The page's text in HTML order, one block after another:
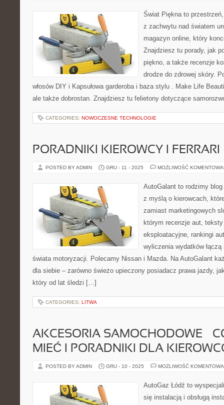
Świat Piękna to
z zachwytu nad światem
magazyn online, który
Znajdziesz tu porady, jak
piękno, a także recenzje
drodze do zdrowej skóry.
włosów DIY i Kapsułowa garderoba i baza stylu . Make Life
ale także dobrostan. Znajdziesz tu felietony dotyczące
CATEGORIES: NOWOCZESNE TECHNOLOGIE
PORADNIKI KIEROWCY I FERRARI
POSTED BY ADMIN GRU - 11 - 2025 MOŻLIWOŚĆ
AutoGalant to rodzimy
z myślą o kierowcach,
zamiast marketingowych
którym recenzje aut,
eksploatacyjne, rankingi
wyliczenia wydatków
świata motoryzacji. Polecamy Nissan i Mazda. Na AutoGalant
dla siebie – zarówno świeżo upieczony posiadacz prawa jazdy,
który od lat śledzi […]
CATEGORIES: LITWA
AKCESORIA SAMOCHODOWE –
MIEĆ I PORADNIKI DLA
POSTED BY ADMIN GRU - 10 - 2025 MOŻLIWOŚĆ
AutoGaz Łódź to
się instalacją i obsługą